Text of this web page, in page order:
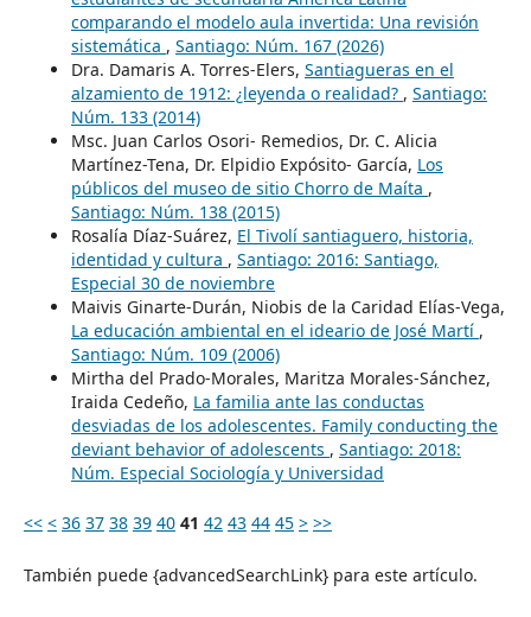
comparando el modelo aula invertida: Una revisión
sistemática , Santiago: Núm. 167 (2026)
Dra. Damaris A. Torres-Elers, Santiagueras en el
alzamiento de 1912: ¿leyenda o realidad? , Santiago:
Núm. 133 (2014)
Msc. Juan Carlos Osori- Remedios, Dr. C. Alicia
Martínez-Tena, Dr. Elpidio Expósito- García, Los
públicos del museo de sitio Chorro de Maíta ,
Santiago: Núm. 138 (2015)
Rosalía Díaz-Suárez, El Tivolí santiaguero, historia,
identidad y cultura , Santiago: 2016: Santiago,
Especial 30 de noviembre
Maivis Ginarte-Durán, Niobis de la Caridad Elías-Vega,
La educación ambiental en el ideario de José Martí ,
Santiago: Núm. 109 (2006)
Mirtha del Prado-Morales, Maritza Morales-Sánchez,
Iraida Cedeño, La familia ante las conductas
desviadas de los adolescentes. Family conducting the
deviant behavior of adolescents , Santiago: 2018:
Núm. Especial Sociología y Universidad
<< < 36 37 38 39 40 41 42 43 44 45 > >>
También puede {advancedSearchLink} para este artículo.